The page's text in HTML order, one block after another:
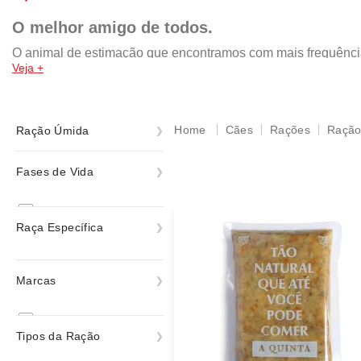
O melhor amigo de todos.
O animal de estimação que encontramos com mais
da pomerania, shih tzu, yorkshire, chow chow, rottweiler,
acessórios e muito mais!
Veja +
Ração Úmida
Fases de Vida
Raça Específica
ver todas
Marcas
Tipos da Ração
Cães Rações